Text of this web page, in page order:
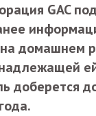
GAC
домашнем
доберется